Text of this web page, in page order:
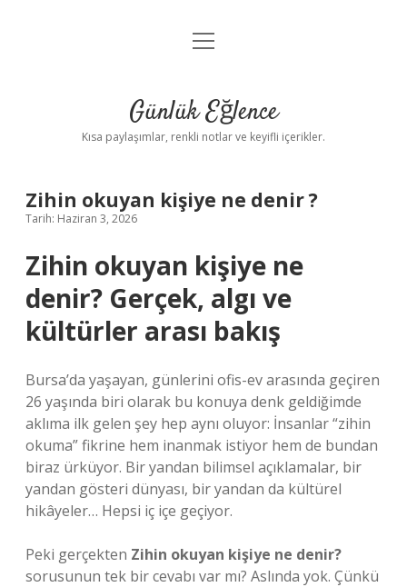
Anasayfa
Yasal Uyarı
menüyü
Günlük Eğlence
Kısa paylaşımlar, renkli notlar ve keyifli içerikler.
Zihin okuyan kişiye ne denir ?
Tarih: Haziran 3, 2026
Zihin okuyan kişiye ne
denir? Gerçek, algı ve
kültürler arası bakış
Bursa’da yaşayan, günlerini ofis-ev arasında geçiren
26 yaşında biri olarak bu konuya denk geldiğimde
aklıma ilk gelen şey hep aynı oluyor: İnsanlar “zihin
okuma” fikrine hem inanmak istiyor hem de bundan
biraz ürküyor. Bir yandan bilimsel açıklamalar, bir
yandan gösteri dünyası, bir yandan da kültürel
hikâyeler… Hepsi iç içe geçiyor.
Peki gerçekten Zihin okuyan kişiye ne denir?
sorusunun tek bir cevabı var mı? Aslında yok. Çünkü